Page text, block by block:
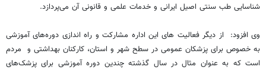
شناسایی طب سنتی اصیل ایرانی و خدمات علمی و قانونی آن می‌پردازد.
وی افزود: از دیگر فعالیت های این اداره مشارکت و راه اندازی دوره‌های آموزشی
به خصوص برای پزشکان عمومی در سطح شهر و استان، کارکنان بهداشتی و مردم
است که به عنوان مثال در سال گذشته چندین دوره آموزشی برای پزشک‌های